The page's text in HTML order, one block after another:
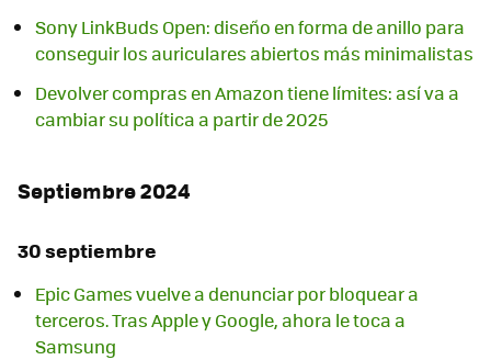
Sony LinkBuds Open: diseño en forma de anillo para
conseguir los auriculares abiertos más minimalistas
Devolver compras en Amazon tiene límites: así va a
cambiar su política a partir de 2025
Septiembre 2024
30 septiembre
Epic Games vuelve a denunciar por bloquear a
terceros. Tras Apple y Google, ahora le toca a
Samsung